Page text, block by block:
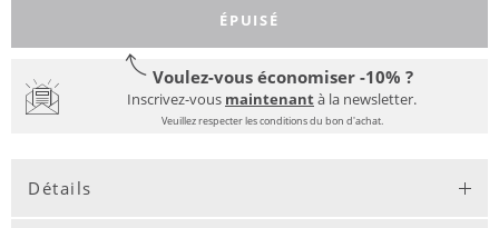
ÉPUISÉ
Voulez-vous économiser -10% ?
Inscrivez-vous maintenantà la newsletter.
Veuillez respecter les conditions du bon d'achat.
Détails